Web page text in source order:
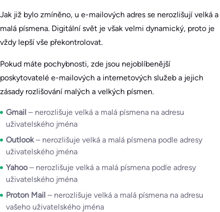
Jak již bylo zmíněno, u e-mailových adres se nerozlišují velká a
malá písmena. Digitální svět je však velmi dynamický, proto je
vždy lepší vše překontrolovat.
Pokud máte pochybnosti, zde jsou nejoblíbenější
poskytovatelé e-mailových a internetových služeb a jejich
zásady rozlišování malých a velkých písmen.
Gmail – nerozlišuje velká a malá písmena na adresu
uživatelského jména
Outlook – nerozlišuje velká a malá písmena podle adresy
uživatelského jména
Yahoo– nerozlišuje velká a malá písmena podle adresy
uživatelského jména
Proton Mail – nerozlišuje velká a malá písmena na adresu
vašeho uživatelského jména